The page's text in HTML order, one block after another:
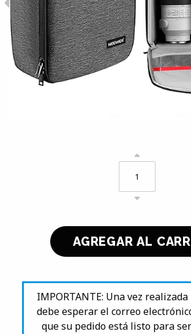
IMPORTANTE: Una vez
debe esperar el correo
que su pedido está listo para